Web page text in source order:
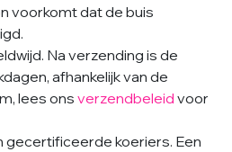
voorkomt dat de buis
Na verzending is de
afhankelijk van de
lees ons verzendbeleid voor
gecertificeerde koeriers. Een